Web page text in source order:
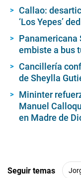
Callao:
‘Los Yepes’
Panamericana
embiste a bus
Cancillería
de Sheylla
Mininter
Manuel
en Madre de
Seguir temas